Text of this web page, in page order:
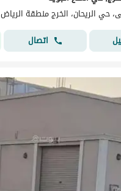
حي الريحان، الخرج منطقة الرياض
اتصال